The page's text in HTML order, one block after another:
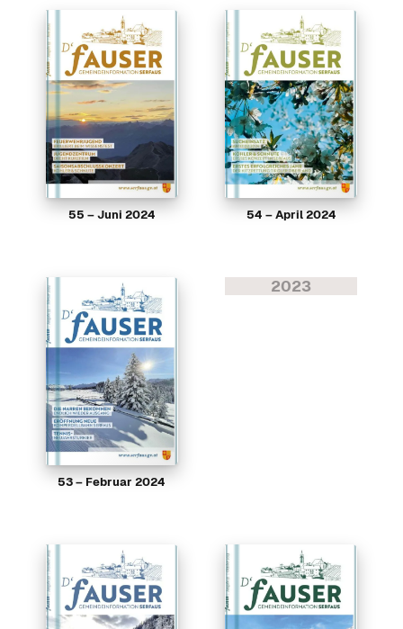
55 – Juni 2024 54 – April 2024
53 – Februar 2024
2023